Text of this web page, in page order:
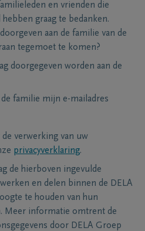
en vrienden die
graag te bedanken.
aan de familie van de
tegemoet te komen?
doorgegeven worden aan de
familie mijn e-mailadres
verwerking van uw
privacyverklaring.
de hierboven ingevulde
en delen binnen de DELA
te houden van hun
Meer informatie omtrent de
door DELA Groep